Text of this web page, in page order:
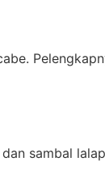
sambal